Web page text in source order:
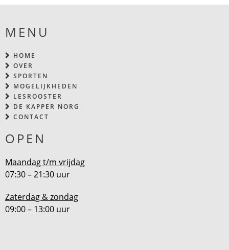
MENU
HOME
OVER
SPORTEN
MOGELIJKHEDEN
LESROOSTER
DE KAPPER NORG
CONTACT
OPEN
Maandag t/m vrijdag
07:30 – 21:30 uur
Zaterdag & zondag
09:00 – 13:00 uur